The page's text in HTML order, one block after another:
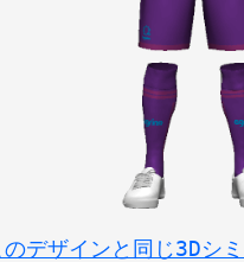
のデザインと同じ3Dシ